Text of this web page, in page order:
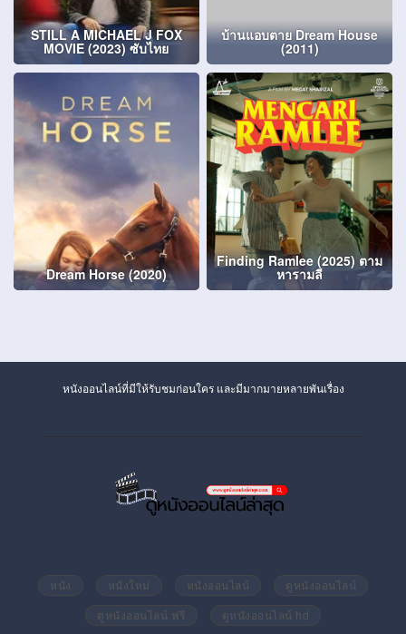
STILL A MICHAEL J FOX
MOVIE (2023) ซับไทย
บ้านแอบตาย Dream House
(2011)
Dream Horse (2020)
Finding Ramlee (2025) ตาม
หารามลี
หนังออนไลน์ที่มีให้รับชมก่อนใคร และมีมากมายหลายพันเรื่อง
หนัง หนังใหม่ หนังออนไลน์
ดูหนังออนไลน์
ดูหนังออนไลน์ ฟรี
ดูหนังออนไลน์ hd